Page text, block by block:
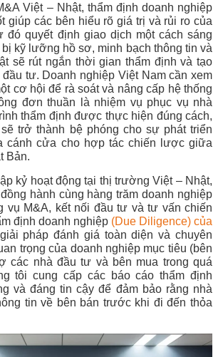
Việt – Nhật, thẩm định doanh nghiệp
giúp các bên hiểu rõ giá trị và rủi ro của
đó quyết định giao dịch một cách sáng
kỹ lưỡng hồ sơ, minh bạch thông tin và
sẽ rút ngắn thời gian thẩm định và tạo
tư. Doanh nghiệp Việt Nam cần xem
cơ hội để rà soát và nâng cấp hệ thống
đơn thuần là nhiệm vụ phục vụ nhà
thẩm định được thực hiện đúng cách,
trở thành bệ phóng cho sự phát triển
cánh cửa cho hợp tác chiến lược giữa
Bản.
kỷ hoạt động tại thị trường Việt – Nhật,
hành cùng hàng trăm doanh nghiệp
vụ M&A, kết nối đầu tư và tư vấn chiến
định doanh nghiệp (Due Diligence) của
pháp đánh giá toàn diện và chuyên
trọng của doanh nghiệp mục tiêu (bên
các nhà đầu tư và bên mua trong quá
tôi cung cấp các báo cáo thẩm định
và đáng tin cậy để đảm bảo rằng nhà
tin về bên bán trước khi đi đến thỏa